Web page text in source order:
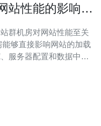
站性能的影响及
群机房对网站性能至关
够直接影响网站的加载
服务器配置和数据中心
掉线或者加载缓慢，从